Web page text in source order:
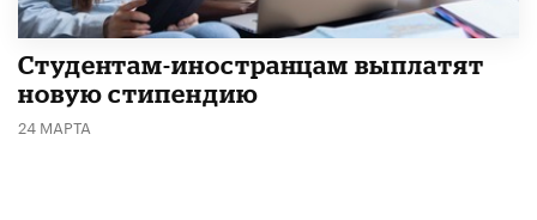
Студентам-иностранцам выплатят
новую стипендию
24 МАРТА